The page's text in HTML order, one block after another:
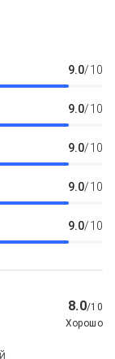
9.0/10
9.0/10
9.0/10
9.0/10
9.0/10
8.0/10
Хорошо